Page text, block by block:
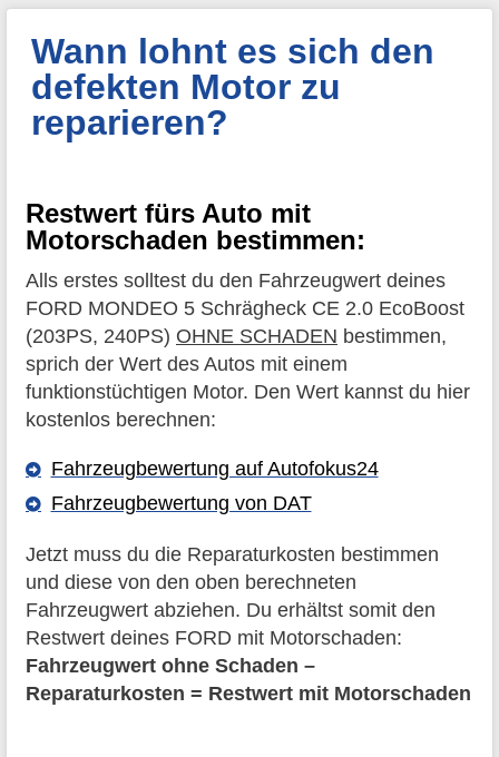
Wann lohnt es sich den
defekten Motor zu
reparieren?
Restwert fürs Auto mit
Motorschaden bestimmen:
Alls erstes solltest du den Fahrzeugwert deines
FORD MONDEO 5 Schrägheck CE 2.0 EcoBoost
(203PS, 240PS) OHNE SCHADEN bestimmen,
sprich der Wert des Autos mit einem
funktionstüchtigen Motor. Den Wert kannst du hier
kostenlos berechnen:
Fahrzeugbewertung auf Autofokus24
Fahrzeugbewertung von DAT
Jetzt muss du die Reparaturkosten bestimmen
und diese von den oben berechneten
Fahrzeugwert abziehen. Du erhältst somit den
Restwert deines FORD mit Motorschaden:
Fahrzeugwert ohne Schaden –
Reparaturkosten = Restwert mit Motorschaden